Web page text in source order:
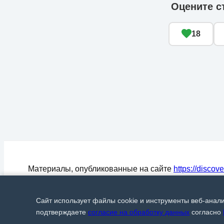
Оцените
18
Материалы, опубликованные на сайте https://
Discover24.ruобязательна.© Discover24, 2015-
Сайт использует файлы cookie и инструменты веб-
подтверждаете согласие на обработку данных согласно